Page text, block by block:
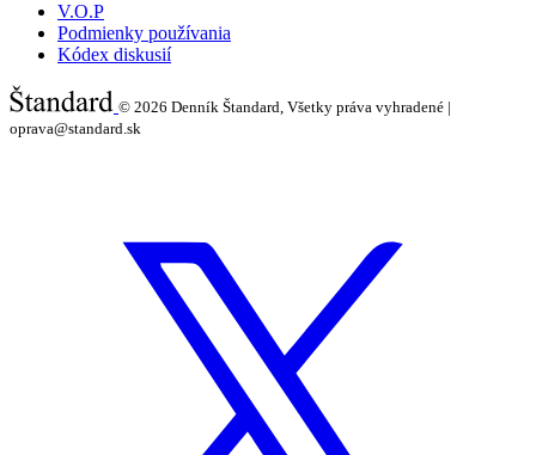
V.O.P
Podmienky používania
Kódex diskusií
© 2026 Denník Štandard, Všetky práva vyhradené |
oprava@standard.sk